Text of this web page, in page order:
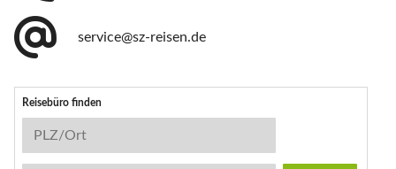
service@sz-reisen.de
Reisebüro finden
Reisebüro-Suche
PLZ/Ort